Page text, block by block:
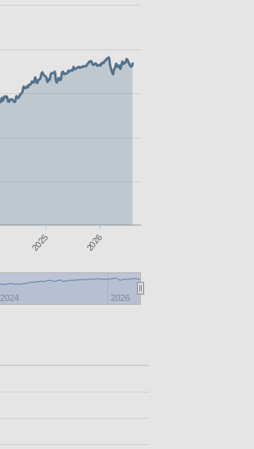
2025 2026
2024 2026